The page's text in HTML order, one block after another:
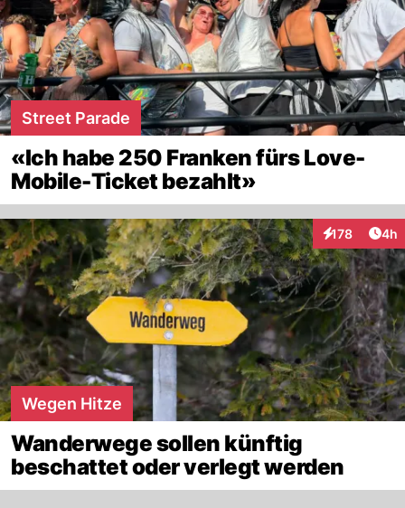
Street Parade
«Ich habe 250 Franken fürs Love-
Mobile-Ticket bezahlt»
178
Interaktionen
4h
Wegen Hitze
Wanderwege sollen künftig
beschattet oder verlegt werden